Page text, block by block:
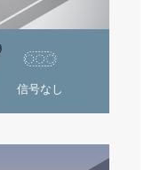
信号なし